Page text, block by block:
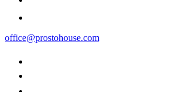
office@prostohouse.com